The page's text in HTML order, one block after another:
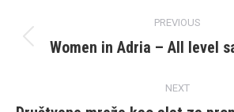
navigation
PREVIOUS
Previous
Women in Adria – All level
NEXT